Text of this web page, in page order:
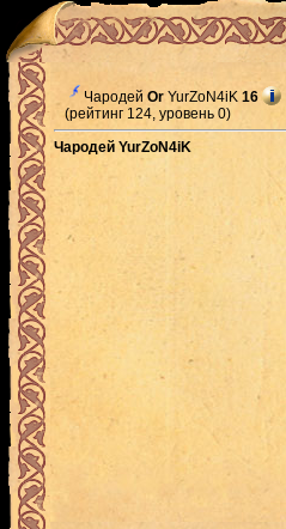
Чародей Or YurZoN4iK 16
(рейтинг 124, уровень 0)
Чародей YurZoN4iK